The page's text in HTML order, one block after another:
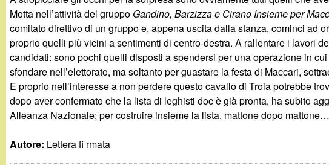
i
n
o
.
i
Motta nell’attività del gruppo Gandino, Barzizza e Cirano Insieme per
comitato direttivo di un gruppo e, appena uscita dalla stanza, cominci ad
proprio quelli più vicini a sentimenti di centro-destra. A rallentare i lavori
candidati: sono pochi quelli disposti a spendersi per una operazione in
sfondare nell’elettorato, ma soltanto per guastare la festa di Maccari,
E proprio nell’interesse a non perdere questo cavallo di Troia potrebbe
dopo aver confermato che la lista di leghisti doc è già pronta, ha subito
Alleanza Nazionale; per costruire insieme la lista, mattone dopo mattone…
Autore: Lettera fi rmata